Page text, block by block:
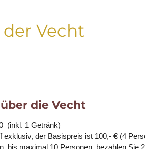
der Vecht
die Vecht
(inkl. 1 Getränk)
exklusiv, der Basispreis ist 100,- € (4